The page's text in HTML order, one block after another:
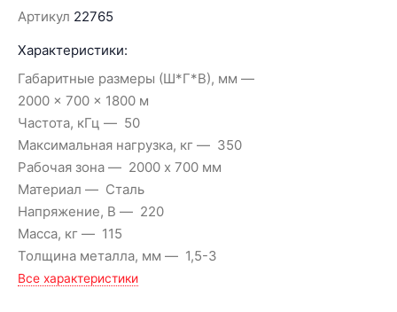
Артикул 22765
Характеристики:
Габаритные размеры (Ш*Г*В), мм
2000 × 700 × 1800 м
Частота, кГц
50
Максимальная нагрузка, кг
350
Рабочая зона
2000 х 700 мм
Материал
Сталь
Напряжение, В
220
Масса, кг
115
Толщина металла, мм
1,5-3
Все характеристики